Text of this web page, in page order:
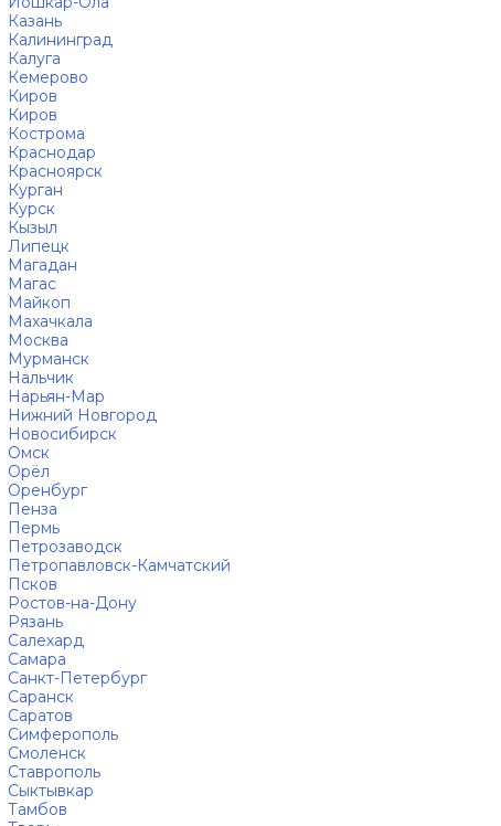
Казань
Калининград
Калуга
Кемерово
Киров
Киров
Кострома
Краснодар
Красноярск
Курган
Курск
Кызыл
Липецк
Магадан
Магас
Майкоп
Махачкала
Москва
Мурманск
Нальчик
Нарьян-Мар
Нижний Новгород
Новосибирск
Омск
Орёл
Оренбург
Пенза
Пермь
Петрозаводск
Петропавловск-Камчатский
Псков
Ростов-на-Дону
Рязань
Салехард
Самара
Санкт-Петербург
Саранск
Саратов
Симферополь
Смоленск
Ставрополь
Сыктывкар
Тамбов